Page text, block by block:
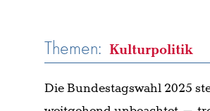
Themen: Kulturpolitik
Die Bundestagswahl 2025